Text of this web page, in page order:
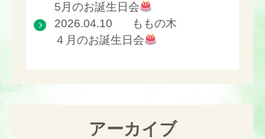
5月のお誕生日会
2026.04.10
ももの木
４月のお誕生日会
アーカイブ